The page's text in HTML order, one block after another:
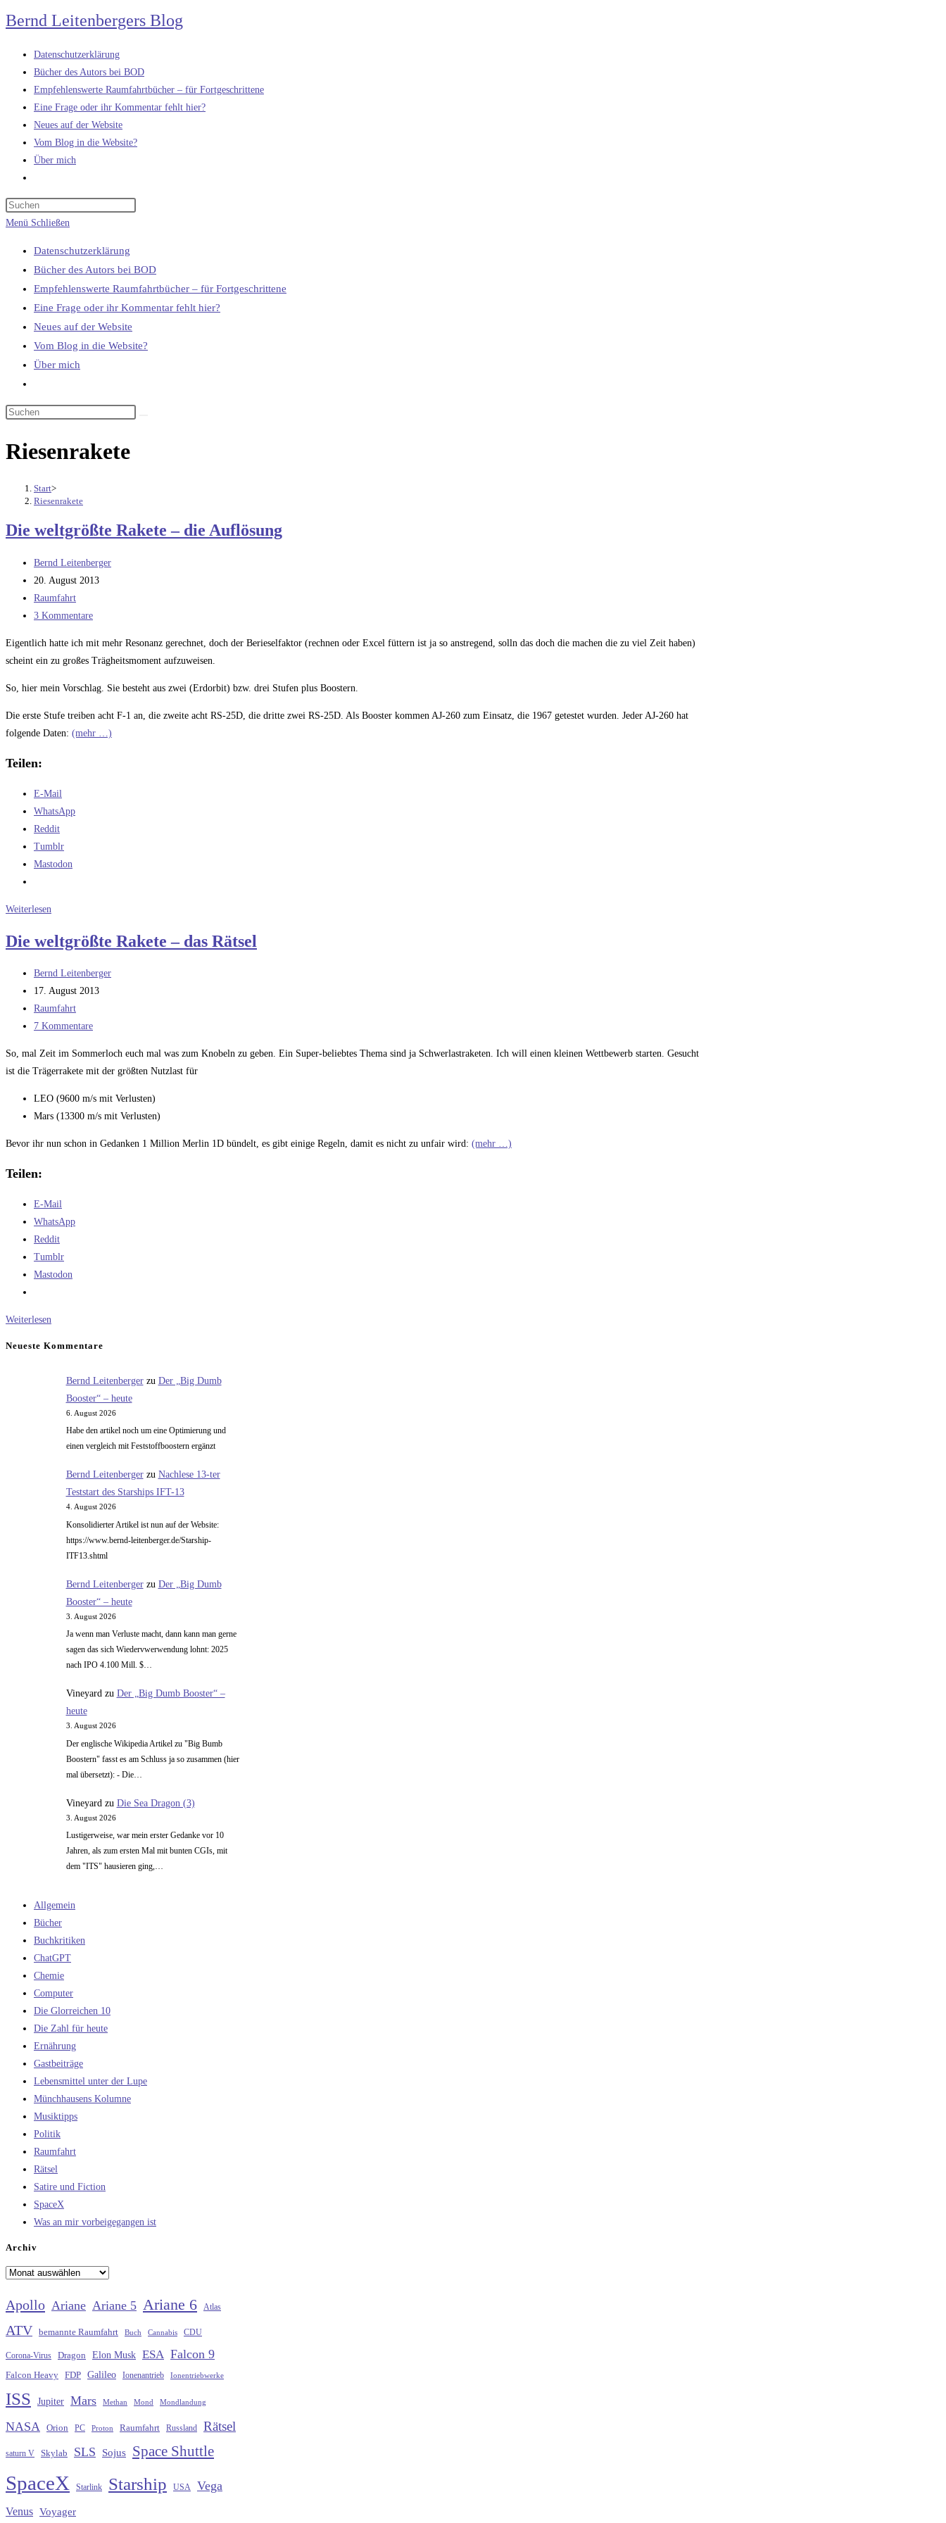
Zum
Inhalt
springen
Bernd Leitenbergers Blog
Datenschutzerklärung
Bücher des Autors bei BOD
Empfehlenswerte Raumfahrtbücher – für Fortgeschrittene
Eine Frage oder ihr Kommentar fehlt hier?
Neues auf der Website
Vom Blog in die Website?
Über mich
umschalten
Menü Schließen
Datenschutzerklärung
Bücher des Autors bei BOD
Empfehlenswerte Raumfahrtbücher – für Fortgeschrittene
Eine Frage oder ihr Kommentar fehlt hier?
Neues auf der Website
Vom Blog in die Website?
Über mich
umschalten
Riesenrakete
Start>
Riesenrakete
Die weltgrößte Rakete – die Auflösung
Beitrags-
Autor:
Bernd Leitenberger
Beitrag
veröffentlicht:
20. August 2013
Beitrags-
Kategorie:
Raumfahrt
Beitrags-
3 Kommentare
Eigentlich hatte ich mit mehr Resonanz gerechnet, doch der Berieselfaktor (rechnen oder Excel füttern ist ja so anstregend, solln das doch die machen die zu viel Zeit haben)
scheint ein zu großes Trägheitsmoment aufzuweisen.
So, hier mein Vorschlag. Sie besteht aus zwei (Erdorbit) bzw. drei Stufen plus Boostern.
Die erste Stufe treiben acht F-1 an, die zweite acht RS-25D, die dritte zwei RS-25D. Als Booster kommen AJ-260 zum Einsatz, die 1967 getestet wurden. Jeder AJ-260 hat
folgende Daten: (mehr …)
Teilen:
E-Mail
WhatsApp
Reddit
Tumblr
Mastodon
Weiterlesen
Rakete
die
Auflösung
Die weltgrößte Rakete – das Rätsel
Beitrags-
Autor:
Bernd Leitenberger
Beitrag
veröffentlicht:
17. August 2013
Beitrags-
Kategorie:
Raumfahrt
Beitrags-
7 Kommentare
So, mal Zeit im Sommerloch euch mal was zum Knobeln zu geben. Ein Super-beliebtes Thema sind ja Schwerlastraketen. Ich will einen kleinen Wettbewerb starten. Gesucht
ist die Trägerrakete mit der größten Nutzlast für
LEO (9600 m/s mit Verlusten)
Mars (13300 m/s mit Verlusten)
Bevor ihr nun schon in Gedanken 1 Million Merlin 1D bündelt, es gibt einige Regeln, damit es nicht zu unfair wird: (mehr …)
Teilen:
E-Mail
WhatsApp
Reddit
Tumblr
Mastodon
Weiterlesen
Neueste Kommentare
Bernd Leitenbergerzu Der „Big Dumb
Booster“ – heute
6. August 2026
Habe den artikel noch um eine Optimierung und
einen vergleich mit Feststoffboostern ergänzt
Bernd Leitenbergerzu Nachlese 13-ter
Teststart des Starships IFT-13
4. August 2026
Konsolidierter Artikel ist nun auf der Website:
https://www.bernd-leitenberger.de/Starship-
ITF13.shtml
Bernd Leitenbergerzu Der „Big Dumb
Booster“ – heute
3. August 2026
Ja wenn man Verluste macht, dann kann man gerne
sagen das sich Wiedervwerwendung lohnt: 2025
nach IPO 4.100 Mill. $…
Vineyardzu Der „Big Dumb Booster“ –
heute
3. August 2026
Der englische Wikipedia Artikel zu "Big Bumb
Boostern" fasst es am Schluss ja so zusammen (hier
mal übersetzt): - Die…
Vineyardzu Die Sea Dragon (3)
3. August 2026
Lustigerweise, war mein erster Gedanke vor 10
Jahren, als zum ersten Mal mit bunten CGIs, mit
dem "ITS" hausieren ging,…
Allgemein
Bücher
Buchkritiken
ChatGPT
Chemie
Computer
Die Glorreichen 10
Die Zahl für heute
Ernährung
Gastbeiträge
Lebensmittel unter der Lupe
Münchhausens Kolumne
Musiktipps
Politik
Raumfahrt
Rätsel
Satire und Fiction
SpaceX
Was an mir vorbeigegangen ist
Archiv
Archiv
Apollo Ariane Ariane 5 Ariane 6 Atlas
ATV bemannte Raumfahrt Buch Cannabis CDU
Corona-Virus Dragon Elon Musk ESA Falcon 9
Falcon Heavy FDP Galileo Ionenantrieb Ionentriebwerke
ISS Jupiter Mars Methan Mond Mondlandung
NASA Orion PC Proton Raumfahrt Russland Rätsel
saturn V Skylab SLS Sojus Space Shuttle
SpaceX Starlink Starship USA Vega
Venus Voyager